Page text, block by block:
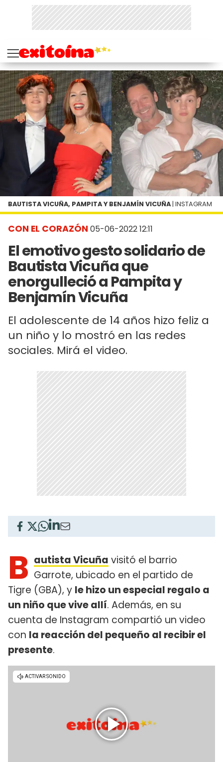
CON EL CORAZÓN 05-06-2022 12:11
El emotivo gesto solidario de
Bautista Vicuña que
enorgulleció a Pampita y
Benjamín Vicuña
El adolescente de 14 años hizo feliz a
un niño y lo mostró en las redes
sociales. Mirá el video.
BAUTISTA VICUÑA, PAMPITA Y BENJAMÍN VICUÑA | INSTAGRAM
B autista Vicuña visitó el barrio
Garrote, ubicado en el partido de
Tigre (GBA), y le hizo un especial regalo a
un niño que vive allí. Además, en su
cuenta de Instagram compartió un video
con la reacción del pequeño al recibir el
presente.